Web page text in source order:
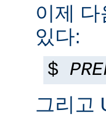
이제
있다:
$
그리고